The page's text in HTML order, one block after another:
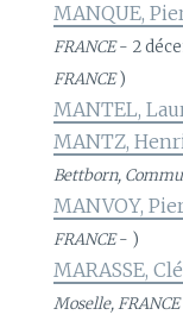
MANQUE,
FRANCE- 2
FRANCE)
MANTEL,
MANTZ,
Bettborn,
MANVOY,
FRANCE- )
MARASSE,
Moselle, FRANCE